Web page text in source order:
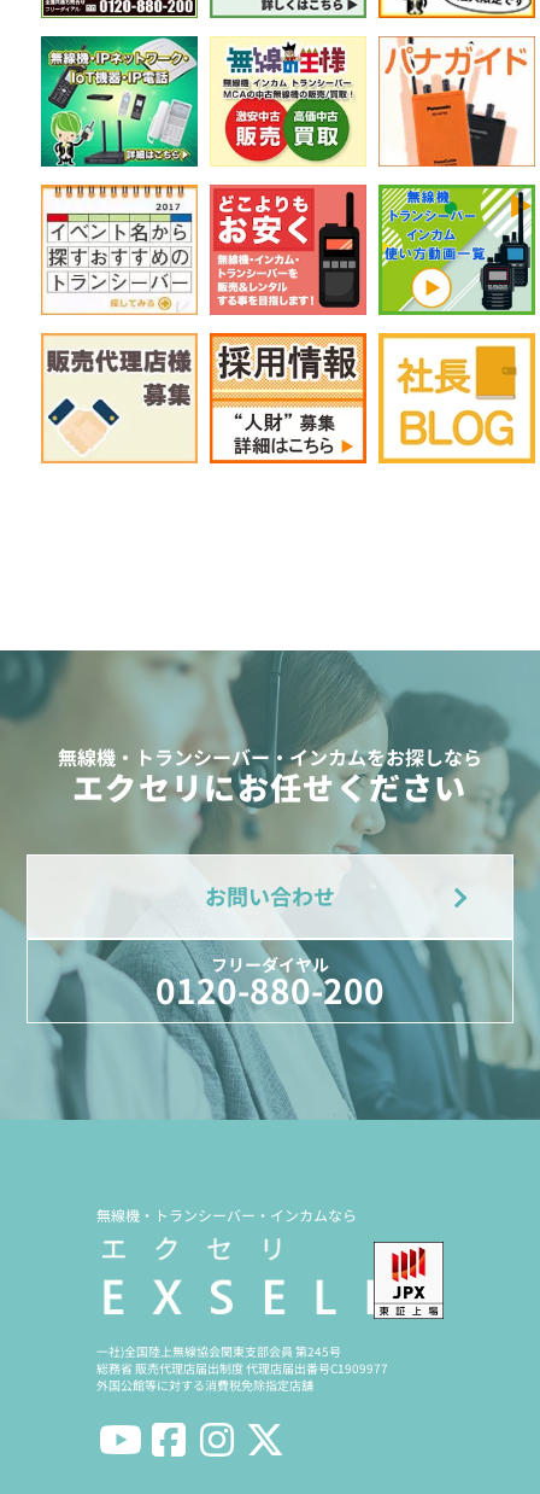
無線機・トランシーバー・インカムをお探しなら
エクセリにお任せください
お問い合わせ
フリーダイヤル
0120-880-200
無線機・トランシーバー・インカムなら
一社)全国陸上無線協会関東支部会員 第245号
総務省 販売代理店届出制度 代理店届出番号C1909977
外国公館等に対する消費税免除指定店舗